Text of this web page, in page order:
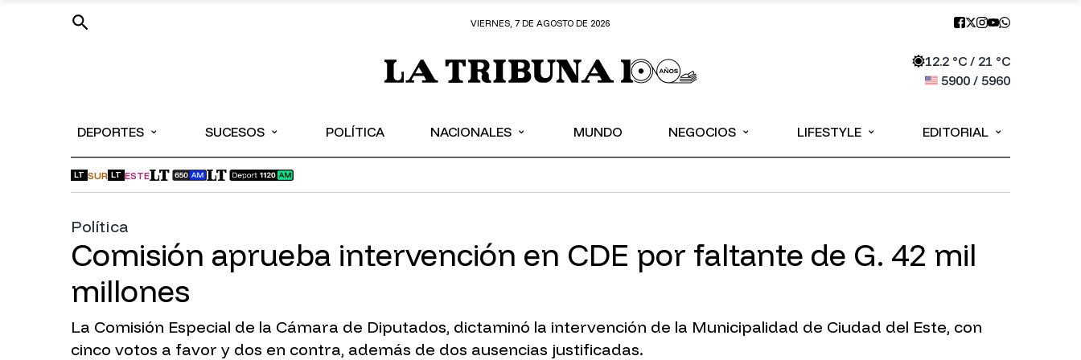
VIERNES, 7 DE AGOSTO DE 2026
12.2°C / 21 °C
5900/ 5960
DEPORTES ⌄ SUCESOS ⌄ POLÍTICA NACIONALES ⌄ MUNDO NEGOCIOS ⌄ LIFESTYLE ⌄ EDITORIAL ⌄
LT SUR LT ESTE
Política
Comisión aprueba intervención en CDE por faltante de G. 42 mil
millones
La Comisión Especial de la Cámara de Diputados, dictaminó la intervención de la Municipalidad de Ciudad del Este, con
cinco votos a favor y dos en contra, además de dos ausencias justificadas.